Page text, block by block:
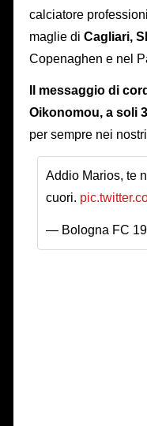
calciatore
maglie di Cagliari,
Copenaghen e nel
Il messaggio di
Oikonomou, a soli
per sempre nei
Addio Marios, te
cuori.
— Bologna FC